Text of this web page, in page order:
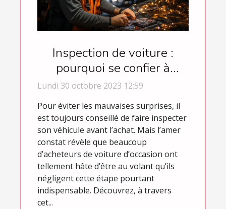
Inspection de voiture :
pourquoi se confier à
Trustoo ?
Lundi 30 octobre 2023 12:59
Pour éviter les mauvaises surprises, il
est toujours conseillé de faire inspecter
son véhicule avant l’achat. Mais l’amer
constat révèle que beaucoup
d’acheteurs de voiture d’occasion ont
tellement hâte d’être au volant qu’ils
négligent cette étape pourtant
indispensable. Découvrez, à travers
cet...